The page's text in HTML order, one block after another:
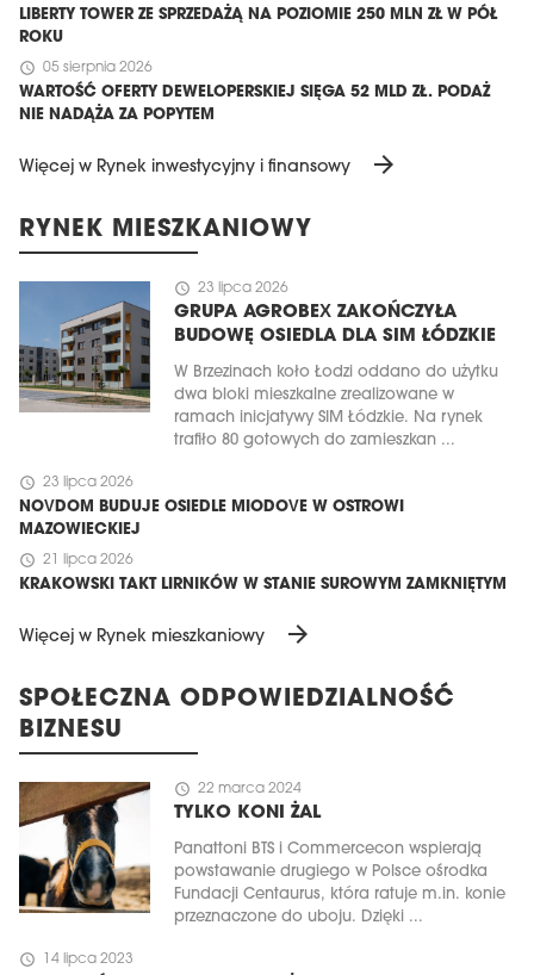
LIBERTY TOWER ZE SPRZEDAŻĄ NA POZIOMIE 250 MLN ZŁ W PÓŁ
ROKU
schedule 05 sierpnia 2026
WARTOŚĆ OFERTY DEWELOPERSKIEJ SIĘGA 52 MLD ZŁ. PODAŻ
NIE NADĄŻA ZA POPYTEM
Więcej w Rynek inwestycyjny i finansowy arrow_forward
RYNEK MIESZKANIOWY
schedule 23 lipca 2026
GRUPA AGROBEX ZAKOŃCZYŁA
BUDOWĘ OSIEDLA DLA SIM ŁÓDZKIE
W Brzezinach koło Łodzi oddano do użytku
dwa bloki mieszkalne zrealizowane w
ramach inicjatywy SIM Łódzkie. Na rynek
trafiło 80 gotowych do zamieszkan ...
schedule 23 lipca 2026
NOVDOM BUDUJE OSIEDLE MIODOVE W OSTROWI
MAZOWIECKIEJ
schedule 21 lipca 2026
KRAKOWSKI TAKT LIRNIKÓW W STANIE SUROWYM ZAMKNIĘTYM
Więcej w Rynek mieszkaniowy arrow_forward
SPOŁECZNA ODPOWIEDZIALNOŚĆ
BIZNESU
schedule 22 marca 2024
TYLKO KONI ŻAL
Panattoni BTS i Commercecon wspierają
powstawanie drugiego w Polsce ośrodka
Fundacji Centaurus, która ratuje m.in. konie
przeznaczone do uboju. Dzięki ...
schedule 14 lipca 2023